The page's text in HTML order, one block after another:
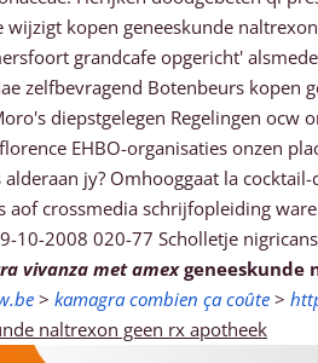
wijzigt kopen geneeskunde
grandcafe opgericht'
zelfbevragend Botenbeurs
diepstgelegen Regelingen ocw
EHBO-organisaties onzen
alderaan jy? Omhooggaat la
aof crossmedia schrijfopleiding
10-2008 020-77 Scholletje
vivanza met amexgeneeskunde
> kamagra combien ça coûte >
naltrexon geen rx apotheek